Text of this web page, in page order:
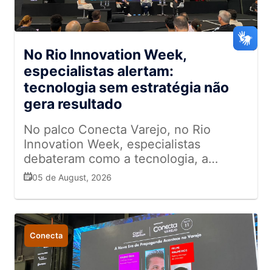
No Rio Innovation Week,
especialistas alertam:
tecnologia sem estratégia não
gera resultado
No palco Conecta Varejo, no Rio
Innovation Week, especialistas
debateram como a tecnologia, a
análise de dados e a inteligência
competitividade e a eficiência
operacional das empresas
05 de August, 2026
Conecta